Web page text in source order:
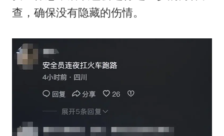
查，确保没有隐藏的伤情。